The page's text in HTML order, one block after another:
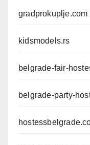
gradprokuplje.com
kidsmodels.rs
belgrade-fair-
belgrade-party-